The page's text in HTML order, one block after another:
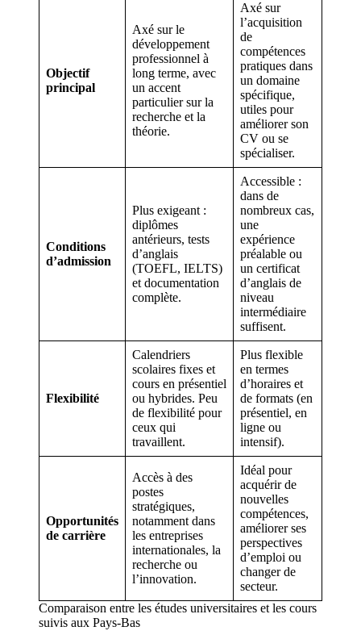
Objectif
principal
Axé sur le
développement
professionnel à
long terme, avec
un accent
particulier sur la
recherche et la
théorie.
Axé sur
l’acquisition
de
compétences
pratiques dans
un domaine
spécifique,
utiles pour
améliorer son
CV ou se
spécialiser.
Conditions
d’admission
Plus exigeant :
diplômes
antérieurs, tests
d’anglais
(TOEFL, IELTS)
et documentation
complète.
Accessible :
dans de
nombreux cas,
une
expérience
préalable ou
un certificat
d’anglais de
niveau
intermédiaire
suffisent.
Flexibilité
Calendriers
scolaires fixes et
cours en présentiel
ou hybrides. Peu
de flexibilité pour
ceux qui
travaillent.
Plus flexible
en termes
d’horaires et
de formats (en
présentiel, en
ligne ou
intensif).
Opportunités
de carrière
Accès à des
postes
stratégiques,
notamment dans
les entreprises
internationales, la
recherche ou
l’innovation.
Idéal pour
acquérir de
nouvelles
compétences,
améliorer ses
perspectives
d’emploi ou
changer de
secteur.
Comparaison entre les études universitaires et les cours
suivis aux Pays-Bas